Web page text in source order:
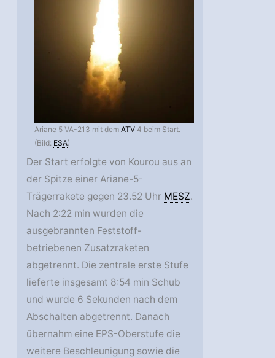
Ariane 5 VA-213 mit demATV 4 beim Start.
(Bild: ESA)
Der Start erfolgte von Kourou aus an
der Spitze einer Ariane-5-
Trägerrakete gegen 23.52 Uhr MESZ.
Nach 2:22 min wurden die
ausgebrannten Feststoff-
betriebenen Zusatzraketen
abgetrennt. Die zentrale erste Stufe
lieferte insgesamt 8:54 min Schub
und wurde 6 Sekunden nach dem
Abschalten abgetrennt. Danach
übernahm eine EPS-Oberstufe die
weitere Beschleunigung sowie die